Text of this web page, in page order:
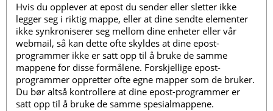
Hvis du opplever at epost du sender eller sletter ikke
legger seg i riktig mappe, eller at dine sendte elementer
ikke synkroniserer seg mellom dine enheter eller vår
webmail, så kan dette ofte skyldes at dine epost-
programmer ikke er satt opp til å bruke de samme
mappene for disse formålene. Forskjellige epost-
programmer oppretter ofte egne mapper som de bruker.
Du bør altså kontrollere at dine epost-programmer er
satt opp til å bruke de samme spesialmappene.